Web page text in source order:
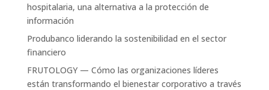
hospitalaria, una alternativa a la protección de
información
Produbanco liderando la sostenibilidad en el sector
financiero
FRUTOLOGY — Cómo las organizaciones líderes
están transformando el bienestar corporativo a través